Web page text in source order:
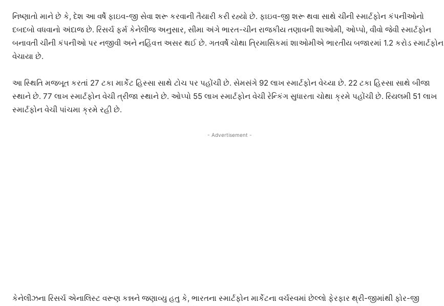
નિષ્ણાતો માને છે કે, દેશ આ વર્ષે ફાઇવ-જી સેવા શરૂ કરવાની તૈયારી કરી રહ્યો છે. ફાઇવ-જી શરૂ થવા સાથે ચીની સ્માર્ટફોન કંપનીઓનો
દબદબો વધવાનો અંદાજ છે. રિસર્ચ ફર્મ કેનેલીજ અનુસાર, સીમા અંગે ભારત-ચીન રાજકીય તણાવની શાઓમી, ઓપ્પો, વીવો જેવી સ્માર્ટફોન
બનાવતી ચીની કંપનીઓ પર નજીવી અને નહિંવત્ત અસર થઈ છે. ગતવર્ષે ચોથા ત્રિમાસિકમાં શાઓમીએ ભારતીય બજારમાં 1.2 કરોડ સ્માર્ટફોન
વેચાયા છે.
આ સ્થિતિ મજબૂત કરતાં 27 ટકા માર્કેટ હિસ્સા સાથે ટોચ પર પહોંચી છે. સેમસંગે 92 લાખ સ્માર્ટફોન વેચ્યા છે. 22 ટકા હિસ્સા સાથે બીજા
સ્થાને છે. 77 લાખ સ્માર્ટફોન વેચી ત્રીજા સ્થાને છે. ઓપ્પો 55 લાખ સ્માર્ટફોન વેચી રેન્કિંગ સુધારતા ચોથા ક્રમે પહોંચી છે. રિયલમી 51 લાખ
સ્માર્ટફોન વેચી પાંચમા ક્રમે રહી છે.
- Advertisement -
કેનેલીઝના રિસર્ચ એનાલિસ્ટ વરૂણ કન્નને જણાવ્યુ હતુ કે, ભારતના સ્માર્ટફોન માર્કેટના વર્ચસ્વમાં છેલ્લો ફેરફાર થ્રી-જીમાંથી ફોર-જી